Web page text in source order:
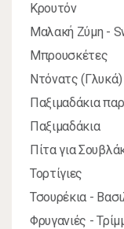
Κρουτόν
Μαλακή Ζύμη -
Μπρουσκέτες
Ντόνατς (Γλυκά)
Παξιμαδάκια
Παξιμαδάκια
Πίτα για
Τορτίγιες
Τσουρέκια -
Φρυγανιές -